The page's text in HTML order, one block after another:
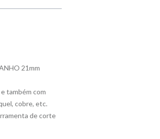
21mm
também com
cobre, etc.
de corte